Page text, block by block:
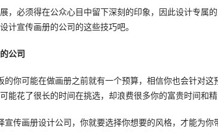
必须得在公众心目中留下深刻的印象，因此设计专属
计宣传画册的公司的这些技巧吧。
公司
可能在做画册之前就有一个预算，相信你也会针对这
能花了很长的时间在挑选，却浪费很多你的富贵时间和精
画册设计公司，你就要选择你想要的风格，才能为你